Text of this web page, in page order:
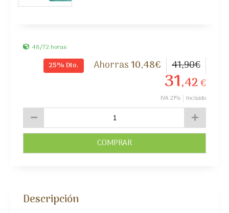
48/72 horas
25% Dto. 10,48€ 41,90€
31,42€
IVA 21% Incluido
COMPRAR
Descripción